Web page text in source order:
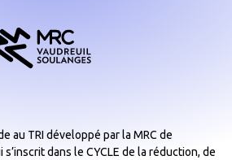
au TRI développé par la MRC de
dans le CYCLE de la réduction, de